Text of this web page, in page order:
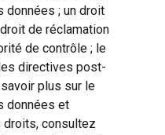
données ; un droit
de réclamation
de contrôle ; le
directives post-
plus sur le
données et
consultez